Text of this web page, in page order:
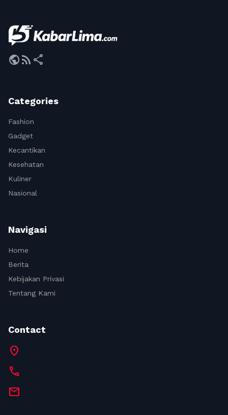
publicrss_feed share
Categories
Fashion
Gadget
Kecantikan
Kesehatan
Kuliner
Nasional
Navigasi
Home
Berita
Kebijakan Privasi
Tentang Kami
Contact
location_on
call
mail